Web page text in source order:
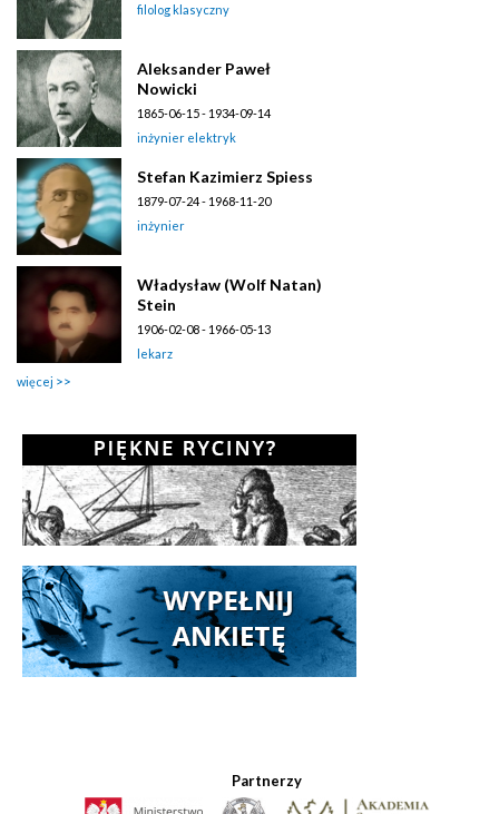
filolog klasyczny
Aleksander Paweł
Nowicki
1865-06-15 - 1934-09-14
inżynier elektryk
Stefan Kazimierz Spiess
1879-07-24 - 1968-11-20
inżynier
Władysław (Wolf Natan)
Stein
1906-02-08 - 1966-05-13
lekarz
więcej
Partnerzy